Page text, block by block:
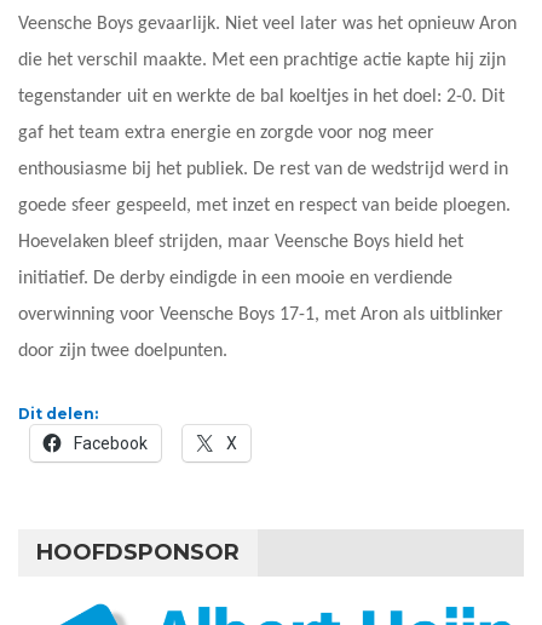
Veensche Boys gevaarlijk. Niet veel later was het opnieuw Aron
die het verschil maakte. Met een prachtige actie kapte hij zijn
tegenstander uit en werkte de bal koeltjes in het doel: 2-0. Dit
gaf het team extra energie en zorgde voor nog meer
enthousiasme bij het publiek. De rest van de wedstrijd werd in
goede sfeer gespeeld, met inzet en respect van beide ploegen.
Hoevelaken bleef strijden, maar Veensche Boys hield het
initiatief. De derby eindigde in een mooie en verdiende
overwinning voor Veensche Boys 17-1, met Aron als uitblinker
door zijn twee doelpunten.
Dit delen:
Facebook X
HOOFDSPONSOR